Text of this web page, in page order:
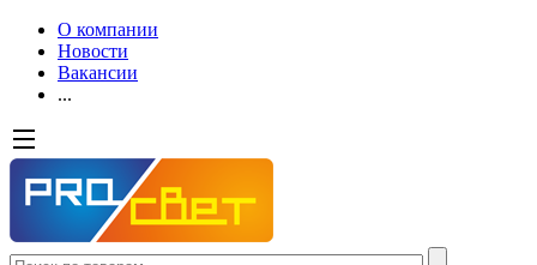
О компании
Новости
Вакансии
...